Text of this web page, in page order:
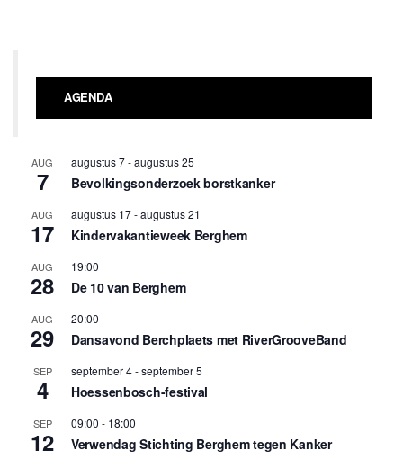
AGENDA
AUG
7
augustus 7-augustus 25
Bevolkingsonderzoek borstkanker
AUG
17
augustus 17-augustus 21
Kindervakantieweek Berghem
AUG
28
19:00
De 10 van Berghem
AUG
29
20:00
Dansavond Berchplaets met RiverGrooveBand
SEP
4
september 4-september 5
Hoessenbosch-festival
SEP
12
09:00 - 18:00
Verwendag Stichting Berghem tegen Kanker